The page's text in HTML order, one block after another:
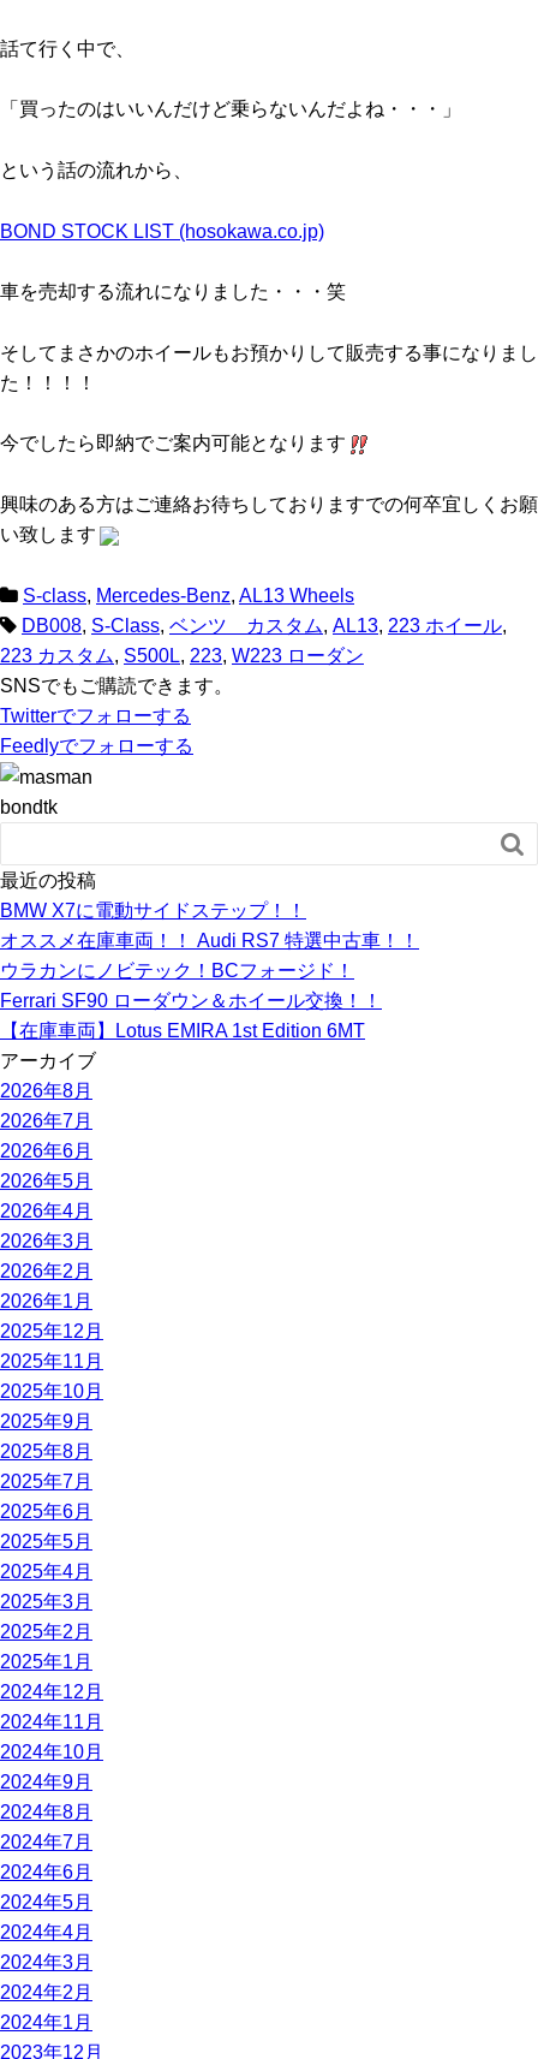
話て行く中で、
「買ったのはいいんだけど乗らないんだよね・・・」
という話の流れから、
BOND STOCK LIST (hosokawa.co.jp)
車を売却する流れになりました・・・笑
そしてまさかのホイールもお預かりして販売する事になりまし
た！！！！
今でしたら即納でご案内可能となります
興味のある方はご連絡お待ちしておりますでの何卒宜しくお願
い致します
S-class, Mercedes-Benz, AL13 Wheels
DB008, S-Class, ベンツ カスタム, AL13, 223 ホイール,
223 カスタム, S500L, 223, W223 ローダン
SNSでもご購読できます。
Twitterでフォローする
Feedlyでフォローする
bondtk

最近の投稿
BMW X7に電動サイドステップ！！
オススメ在庫車両！！ Audi RS7 特選中古車！！
ウラカンにノビテック！BCフォージド！
Ferrari SF90 ローダウン＆ホイール交換！！
【在庫車両】Lotus EMIRA 1st Edition 6MT
アーカイブ
2026年8月
2026年7月
2026年6月
2026年5月
2026年4月
2026年3月
2026年2月
2026年1月
2025年12月
2025年11月
2025年10月
2025年9月
2025年8月
2025年7月
2025年6月
2025年5月
2025年4月
2025年3月
2025年2月
2025年1月
2024年12月
2024年11月
2024年10月
2024年9月
2024年8月
2024年7月
2024年6月
2024年5月
2024年4月
2024年3月
2024年2月
2024年1月
2023年12月